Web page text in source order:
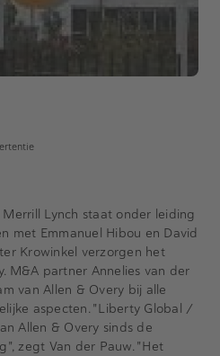
Lynch staat onder leiding
met Emmanuel Hibou en David
Krowinkel verzorgen het
M&A partner Annelies van der
van Allen & Overy bij alle
aspecten. "Liberty Global /
Allen & Overy sinds de
zegt Van der Pauw. "Het